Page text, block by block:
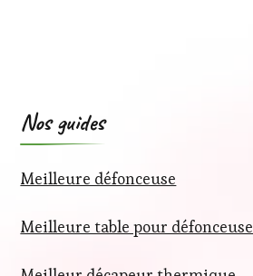
Nos guides
Meilleure défonceuse
Meilleure table pour défonceuse